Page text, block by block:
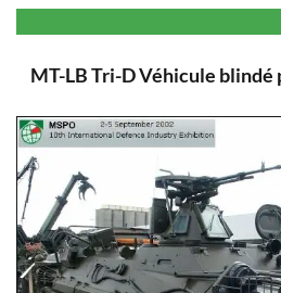
MT-LB Tri-D Véhicule blindé